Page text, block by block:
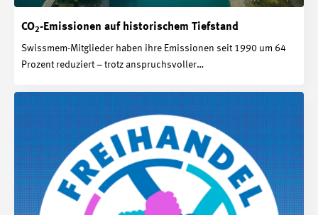
CO2-Emissionen auf historischem Tiefstand
Swissmem-Mitglieder haben ihre Emissionen seit 1990 um 64
Prozent reduziert – trotz anspruchsvoller…